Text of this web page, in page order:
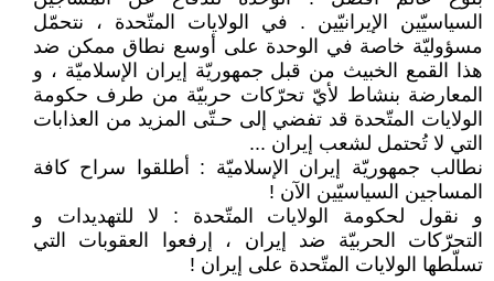
السياسيّين الإيرانيّين . في الولايات المتّحدة ، نتحمّل
مسؤوليّة خاصة في الوحدة على أوسع نطاق ممكن ضد
هذا القمع الخبيث من قبل جمهوريّة إيران الإسلاميّة ، و
المعارضة بنشاط لأيّ تحرّكات حربيّة من طرف حكومة
الولايات المتّحدة قد تفضي إلى حـتّى المزيد من العذابات
التي لا تُحتمل لشعب إيران ...
نطالب جمهوريّة إيران الإسلاميّة : أطلقوا سراح كافة
المساجين السياسيّين الآن !
و نقول لحكومة الولايات المتّحدة : لا للتهديدات و
التحرّكات الحربيّة ضد إيران ، إرفعوا العقوبات التي
تسلّطها الولايات المتّحدة على إيران !